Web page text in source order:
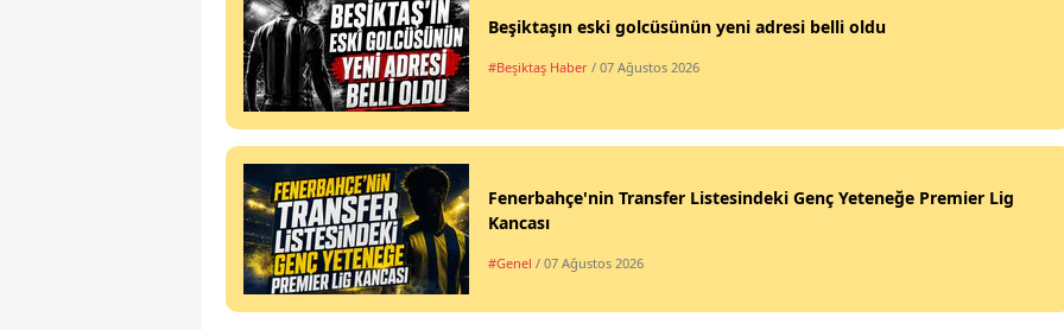
Beşiktaşın eski golcüsünün yeni adresi belli oldu
#Beşiktaş Haber / 07 Ağustos 2026
Fenerbahçe'nin Transfer Listesindeki Genç Yeteneğe Premier Lig
Kancası
#Genel / 07 Ağustos 2026